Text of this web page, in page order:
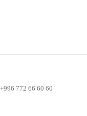
772 66 60 60